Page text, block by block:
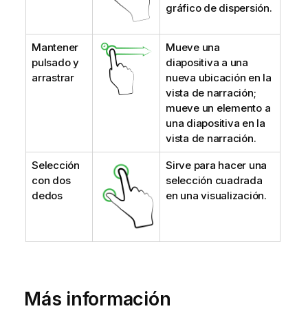
gráfico de dispersión.
Mantener
pulsado y
arrastrar
Mueve una
diapositiva a una
nueva ubicación en la
vista de narración;
mueve un elemento a
una diapositiva en la
vista de narración.
Selección
con dos
dedos
Sirve para hacer una
selección cuadrada
en una visualización.
Más información